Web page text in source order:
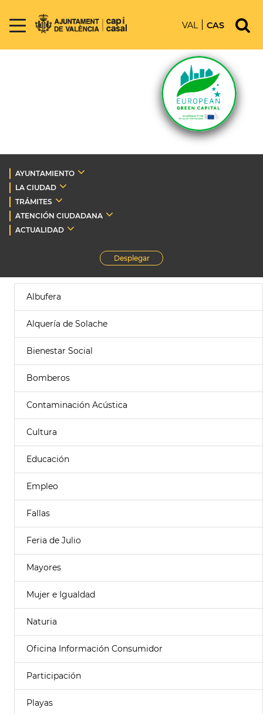
VAL CAS
AYUNTAMIENTO
LA CIUDAD
TRÁMITES
ATENCIÓN CIUDADANA
ACTUALIDAD
Desplegar
Albufera
Alquería de Solache
Bienestar Social
Bomberos
Contaminación Acústica
Cultura
Educación
Empleo
Fallas
Feria de Julio
Mayores
Mujer e Igualdad
Naturia
Oficina Información Consumidor
Participación
Playas